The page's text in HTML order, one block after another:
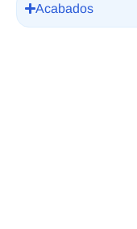
Acabados